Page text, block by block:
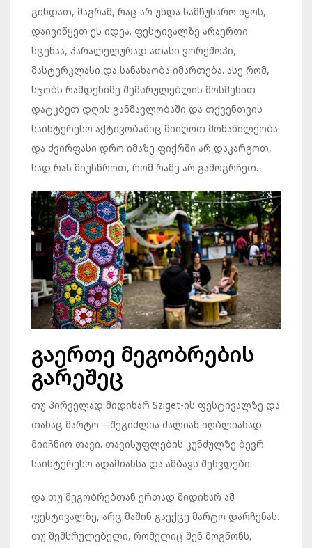
გინდათ, მაგრამ, რაც არ უნდა სამწუხარო იყოს,
დაივიწყეთ ეს იდეა. ფესტივალზე არაერთი
სცენაა, პარალელურად ათასი ვორქშოპი,
მასტერკლასი და სანახაობა იმართება. ასე რომ,
სჯობს რამდენიმე შემსრულებლის მოსმენით
დატკბეთ დღის განმავლობაში და თქვენთვის
საინტერესო აქტივობაშიც მიიღოთ მონაწილეობა
და ძვირფასი დრო იმაზე ფიქრში არ დაკარგოთ,
სად რას მიუსწროთ, რომ რამე არ გამოგრჩეთ.
გაერთე მეგობრების
გარეშეც
თუ პირველად მიდიხარ Sziget-ის ფესტივალზე და
თანაც მარტო – შეგიძლია ძალიან იღბლიანად
მიიჩნიო თავი. თავისუფლების კუნძულზე ბევრ
საინტერესო ადამიანსა და ამბავს შეხვდები.
და თუ მეგობრებთან ერთად მიდიხარ ამ
ფესტივალზე, არც მაშინ გაექცე მარტო დარჩენას.
თუ შემსრულებელი, რომელიც შენ მოგწონს,